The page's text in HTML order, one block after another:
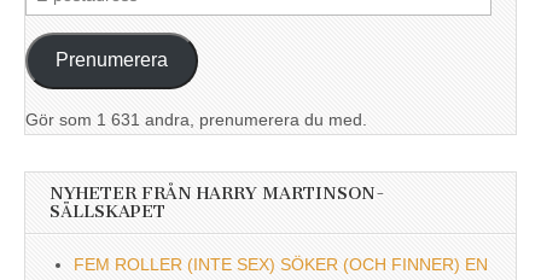
postadress
Prenumerera
Gör som 1 631 andra, prenumerera du med.
NYHETER FRÅN HARRY MARTINSON-
SÄLLSKAPET
FEM ROLLER (INTE SEX) SÖKER (OCH FINNER) EN